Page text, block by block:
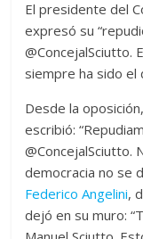
El presidente del
expresó su
@ConcejalSciutto.
siempre ha sido el
Desde la
escribió:
@ConcejalSciutto.
democracia no se
Federico Angelini,
dejó en su muro: